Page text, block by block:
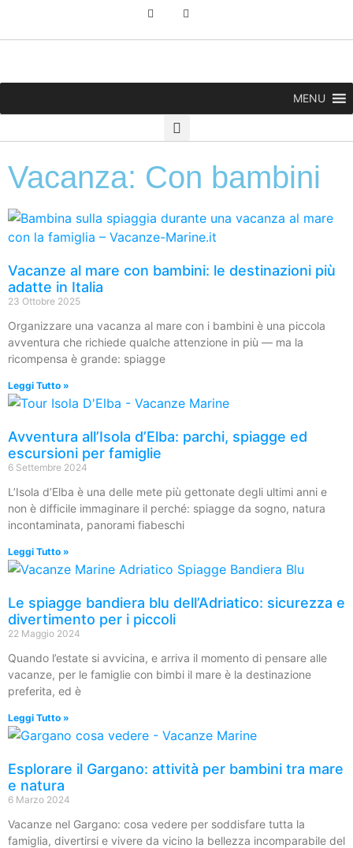
MENU
Vacanza: Con bambini
Vacanze al mare con bambini: le destinazioni più
adatte in Italia
23 Ottobre 2025
Organizzare una vacanza al mare con i bambini è una piccola
avventura che richiede qualche attenzione in più — ma la
ricompensa è grande: spiagge
Leggi Tutto »
Avventura all’Isola d’Elba: parchi, spiagge ed
escursioni per famiglie
6 Settembre 2024
L’Isola d’Elba è una delle mete più gettonate degli ultimi anni e
non è difficile immaginare il perché: spiagge da sogno, natura
incontaminata, panorami fiabeschi
Leggi Tutto »
Le spiagge bandiera blu dell’Adriatico: sicurezza e
divertimento per i piccoli
22 Maggio 2024
Quando l’estate si avvicina, e arriva il momento di pensare alle
vacanze, per le famiglie con bimbi il mare è la destinazione
preferita, ed è
Leggi Tutto »
Esplorare il Gargano: attività per bambini tra mare
e natura
6 Marzo 2024
Vacanze nel Gargano: cosa vedere per soddisfare tutta la
famiglia, divertirsi e vivere da vicino la bellezza incomparabile del